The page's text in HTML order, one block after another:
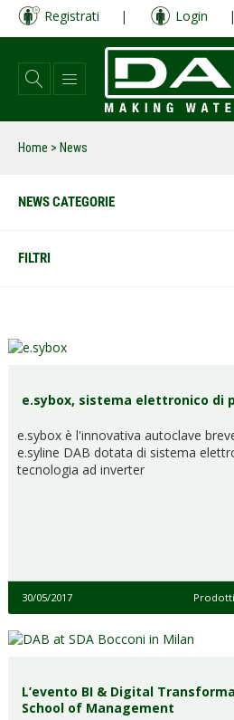
Salta
contenuto
principale
Registrati | Login |
Home > News
NEWS CATEGORIE
FILTRI
e.sybox, sistema elettronico di
e.sybox è l'innovativa autoclave
e.syline DAB dotata di sistema
tecnologia ad inverter
30/05/2017 Prodotti
L’evento BI & Digital
School of Management